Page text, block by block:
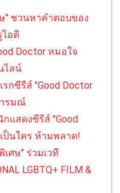
" ชวนหาคำตอบของ
อดี
Doctor หมอใจ
ไลน์
กซีรีส์ "Good Doctor
รมณ์
แสดงซีรีส์ "Good
ป็นใคร ห้ามพลาด!
ศษ" ร่วมเวที
LGBTQ+ FILM &